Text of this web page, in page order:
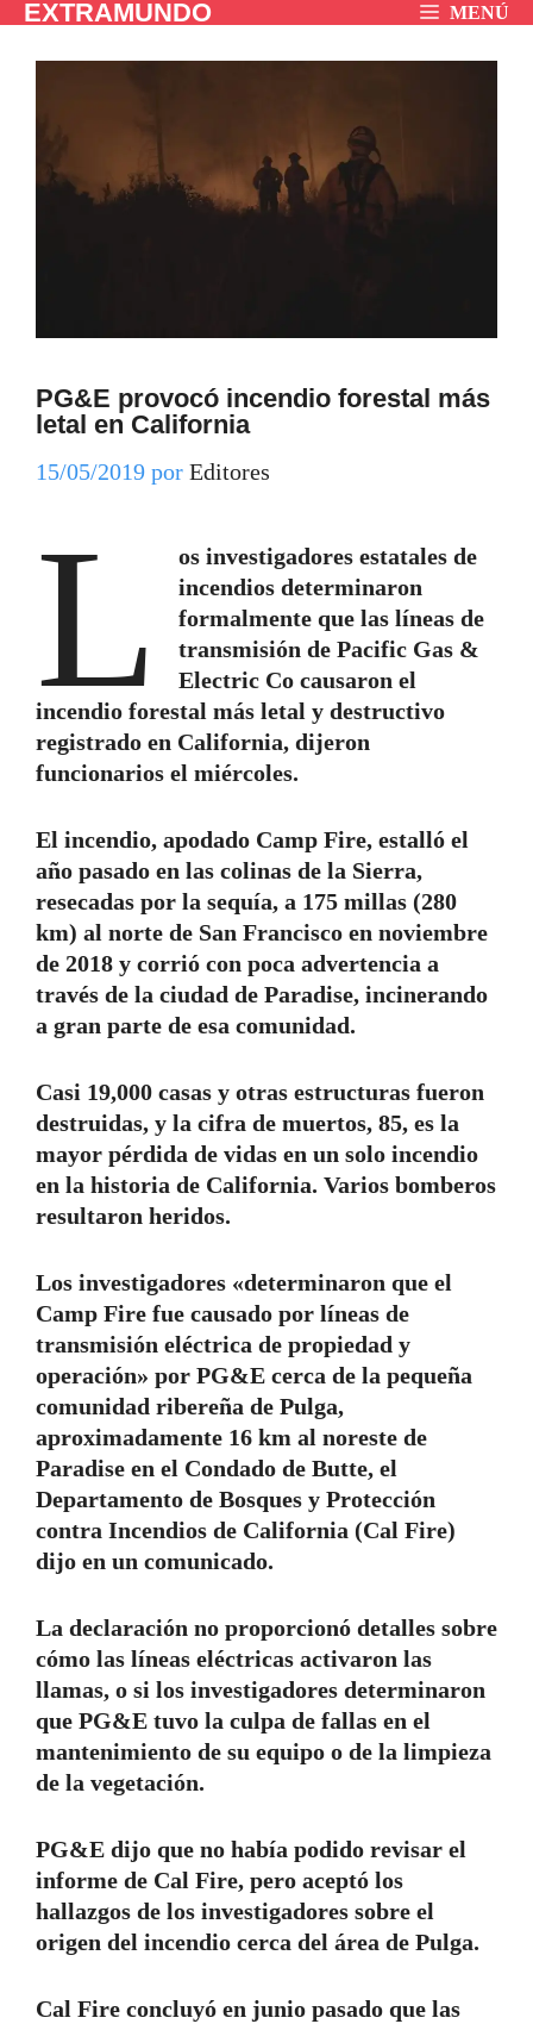
SaltarEXTRAMUNDO MENÚ
PG&E provocó incendio forestal más
letal en California
15/05/2019 por Editores
L
os investigadores estatales de
incendios determinaron
formalmente que las líneas de
transmisión de Pacific Gas &
Electric Co causaron el
incendio forestal más letal y destructivo
registrado en California, dijeron
funcionarios el miércoles.
El incendio, apodado Camp Fire, estalló el
año pasado en las colinas de la Sierra,
resecadas por la sequía, a 175 millas (280
km) al norte de San Francisco en noviembre
de 2018 y corrió con poca advertencia a
través de la ciudad de Paradise, incinerando
a gran parte de esa comunidad.
Casi 19,000 casas y otras estructuras fueron
destruidas, y la cifra de muertos, 85, es la
mayor pérdida de vidas en un solo incendio
en la historia de California. Varios bomberos
resultaron heridos.
Los investigadores «determinaron que el
Camp Fire fue causado por líneas de
transmisión eléctrica de propiedad y
operación» por PG&E cerca de la pequeña
comunidad ribereña de Pulga,
aproximadamente 16 km al noreste de
Paradise en el Condado de Butte, el
Departamento de Bosques y Protección
contra Incendios de California (Cal Fire)
dijo en un comunicado.
La declaración no proporcionó detalles sobre
cómo las líneas eléctricas activaron las
llamas, o si los investigadores determinaron
que PG&E tuvo la culpa de fallas en el
mantenimiento de su equipo o de la limpieza
de la vegetación.
PG&E dijo que no había podido revisar el
informe de Cal Fire, pero aceptó los
hallazgos de los investigadores sobre el
origen del incendio cerca del área de Pulga.
Cal Fire concluyó en junio pasado que las